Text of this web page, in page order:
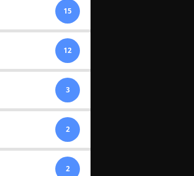
15
12
3
2
2